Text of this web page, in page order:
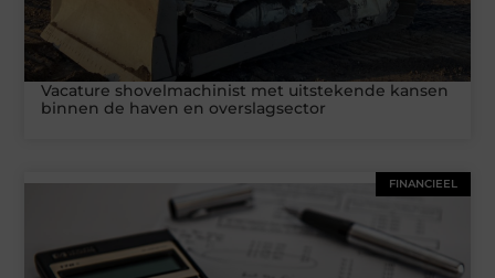
Vacature shovelmachinist met uitstekende kansen
binnen de haven en overslagsector
FINANCIEEL